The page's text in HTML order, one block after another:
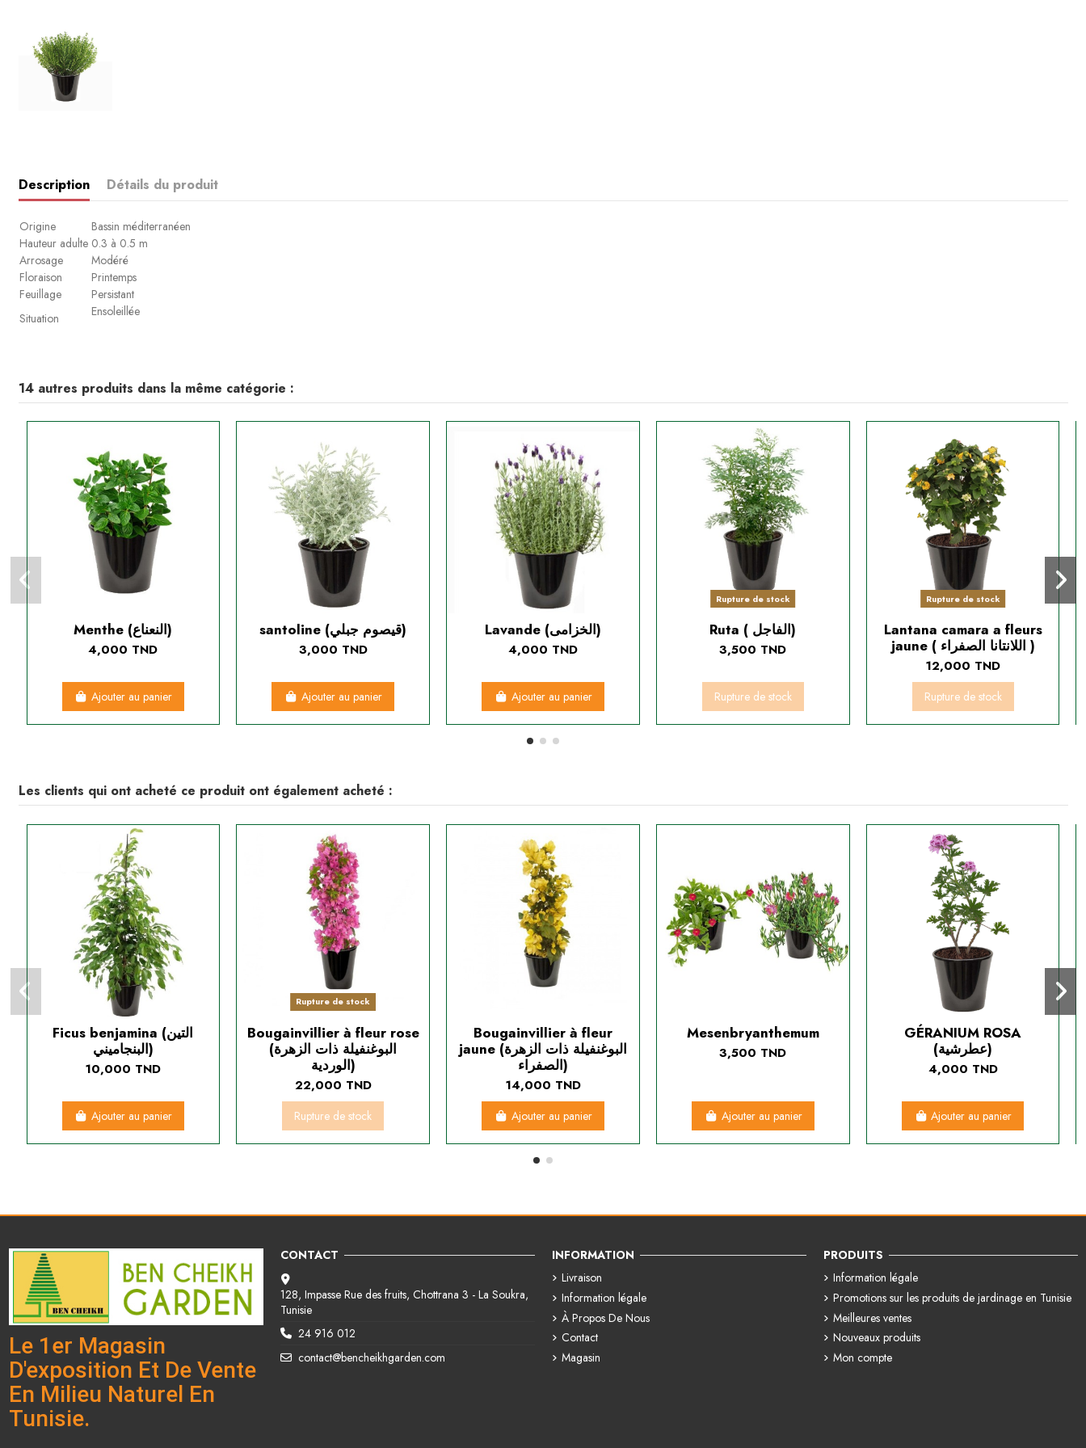
Description Détails du produit
Origine
Bassin méditerranéen
Hauteur adulte 0.3 à 0.5 m
Arrosage
Modéré
Floraison
Printemps
Feuillage
Persistant
Situation
Ensoleillée
14 autres produits dans la même catégorie :
Menthe (النعناع)
4,000 TND
Ajouter au panier
santoline (قيصوم جبلي)
3,000 TND
Ajouter au panier
Lavande (الخزامى)
4,000 TND
Ajouter au panier
Rupture de stock
Ruta ( الفاجل)
3,500 TND
Rupture de stock
Rupture de stock
Lantana camara a fleurs
jaune ( اللانتانا الصفراء )
12,000 TND
Rupture de stock
Les clients qui ont acheté ce produit ont également acheté :
Ficus benjamina (التين
البنجاميني)
10,000 TND
Ajouter au panier
Rupture de stock
Bougainvillier à fleur rose
(البوغنفيلة ذات الزهرة
الوردية)
22,000 TND
Rupture de stock
Bougainvillier à fleur
jaune (البوغنفيلة ذات الزهرة
الصفراء)
14,000 TND
Ajouter au panier
Mesenbryanthemum
3,500 TND
Ajouter au panier
GÉRANIUM ROSA
(عطرشية)
4,000 TND
Ajouter au panier
Le 1er Magasin
D'exposition Et De Vente
En Milieu Naturel En
Tunisie.
CONTACT
128, Impasse Rue des fruits, Chottrana 3 - La Soukra,
Tunisie
24 916 012
contact@bencheikhgarden.com
INFORMATION
Livraison
Information légale
À Propos De Nous
Contact
Magasin
PRODUITS
Information légale
Promotions sur les produits de jardinage en Tunisie
Meilleures ventes
Nouveaux produits
Mon compte